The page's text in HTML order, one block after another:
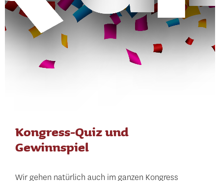
Kongress-Quiz und
Gewinnspiel
Wir gehen natürlich auch im ganzen Kongress